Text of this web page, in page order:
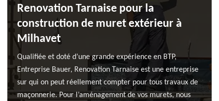
Renovation Tarnaise pour la
construction de muret extérieur à
Milhavet
Qualifiée et doté d’une grande expérience en BTP,
Entreprise Bauer, Renovation Tarnaise est une entreprise
sur qui on peut réellement compter pour tous travaux de
maçonnerie. Pour l’aménagement de vos murets, nous